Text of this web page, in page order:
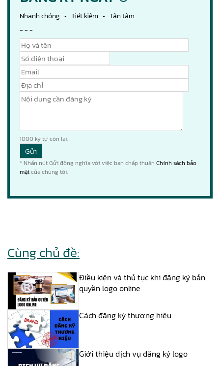
Nhanh chóng • Tiết kiệm • Tận tâm
- - -
1000 ký tự còn lại.
* Nhấn nút Gửi đồng nghĩa với việc bạn chấp thuận Chính sách bảo
mậtcủa chúng tôi.
Cùng chủ đề:
Điều kiện và thủ tục khi đăng ký bản
quyền logo online
Cách đăng ký thương hiệu
Giới thiệu dịch vụ đăng ký logo